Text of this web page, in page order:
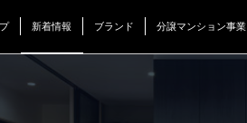
新着情報 ブランド 分譲マンション事業